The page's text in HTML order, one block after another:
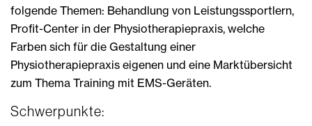
folgende Themen: Behandlung von Leistungssportlern,
Profit-Center in der Physiotherapiepraxis, welche
Farben sich für die Gestaltung einer
Physiotherapiepraxis eigenen und eine Marktübersicht
zum Thema Training mit EMS-Geräten.
Schwerpunkte: